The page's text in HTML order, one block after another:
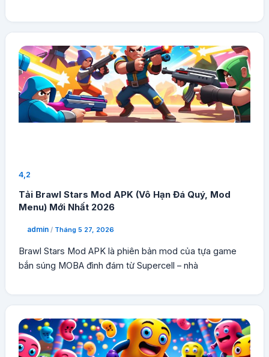
4,2
Tải Brawl Stars Mod APK (Vô Hạn Đá Quý, Mod
Menu) Mới Nhất 2026
admin / Tháng 5 27, 2026
Brawl Stars Mod APK là phiên bản mod của tựa game
bắn súng MOBA đình đám từ Supercell – nhà